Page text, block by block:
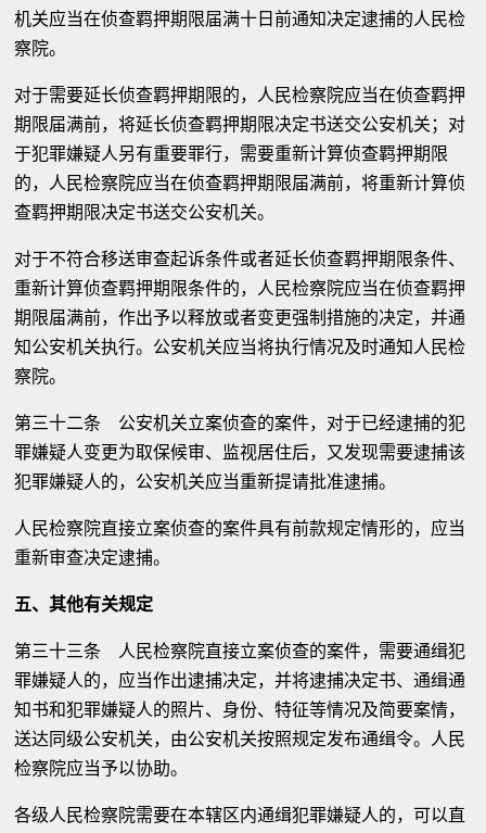
机关应当在侦查羁押期限届满十日前通知决定逮捕的人民检
察院。
对于需要延长侦查羁押期限的，人民检察院应当在侦查羁押
期限届满前，将延长侦查羁押期限决定书送交公安机关；对
于犯罪嫌疑人另有重要罪行，需要重新计算侦查羁押期限
的，人民检察院应当在侦查羁押期限届满前，将重新计算侦
查羁押期限决定书送交公安机关。
对于不符合移送审查起诉条件或者延长侦查羁押期限条件、
重新计算侦查羁押期限条件的，人民检察院应当在侦查羁押
期限届满前，作出予以释放或者变更强制措施的决定，并通
知公安机关执行。公安机关应当将执行情况及时通知人民检
察院。
第三十二条 公安机关立案侦查的案件，对于已经逮捕的犯
罪嫌疑人变更为取保候审、监视居住后，又发现需要逮捕该
犯罪嫌疑人的，公安机关应当重新提请批准逮捕。
人民检察院直接立案侦查的案件具有前款规定情形的，应当
重新审查决定逮捕。
五、其他有关规定
第三十三条 人民检察院直接立案侦查的案件，需要通缉犯
罪嫌疑人的，应当作出逮捕决定，并将逮捕决定书、通缉通
知书和犯罪嫌疑人的照片、身份、特征等情况及简要案情，
送达同级公安机关，由公安机关按照规定发布通缉令。人民
检察院应当予以协助。
各级人民检察院需要在本辖区内通缉犯罪嫌疑人的，可以直